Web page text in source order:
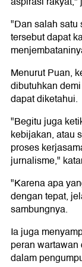
"Dan salah satu
tersebut dapat
Menurut Puan,
dibutuhkan
dapat diketahui.
"Begitu juga
kebijakan, atau
proses
jurnalisme,"
"Karena apa
dengan tepat,
sambungnya.
Ia juga
peran
dalam